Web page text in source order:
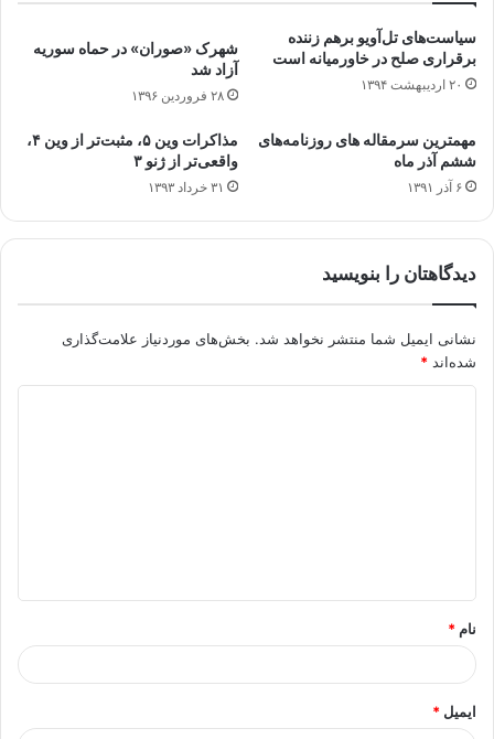
سیاست‌های تل‌آویو برهم زننده
برقراری صلح در خاورمیانه است
۲۰ اردیبهشت ۱۳۹۴
شهرک «صوران» در حماه سوریه
آزاد شد
۲۸ فروردین ۱۳۹۶
مهمترین سرمقاله‌ های روزنامه‌های
ششم آذر ماه
۶ آذر ۱۳۹۱
مذاکرات وین ۵، مثبت‌تر از وین ۴،
واقعی‌تر از ژنو ۳
۳۱ خرداد ۱۳۹۳
دیدگاهتان را بنویسید
نشانی ایمیل شما منتشر نخواهد شد. بخش‌های موردنیاز علامت‌گذاری
شده‌اند *
*
نام *
ایمیل *